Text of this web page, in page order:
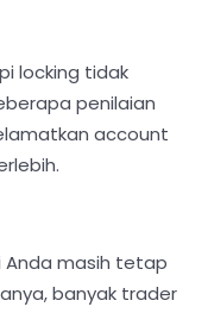
locking tidak
penilaian
account
Anda masih tetap
banyak trader